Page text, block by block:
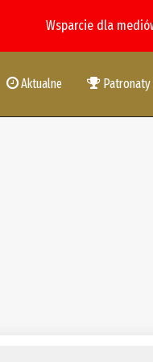
Wsparcie dla
Aktualne Patronaty